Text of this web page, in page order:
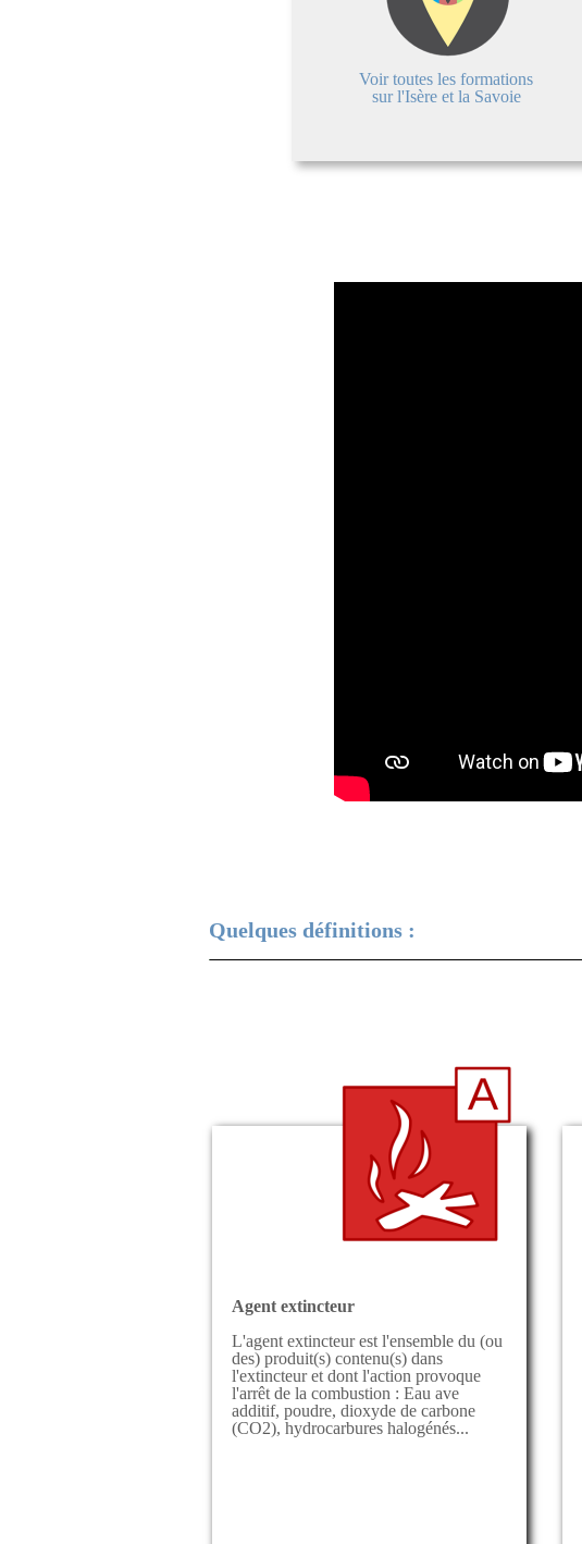
Voir toutes les formations
sur l'Isère et la Savoie
Agent extincteur
L'agent extincteur est l'ensemble du (ou
des) produit(s) contenu(s) dans
l'extincteur et dont l'action provoque
l'arrêt de la combustion : Eau ave
additif, poudre, dioxyde de carbone
(CO2), hydrocarbures halogénés...
Quelques définitions :